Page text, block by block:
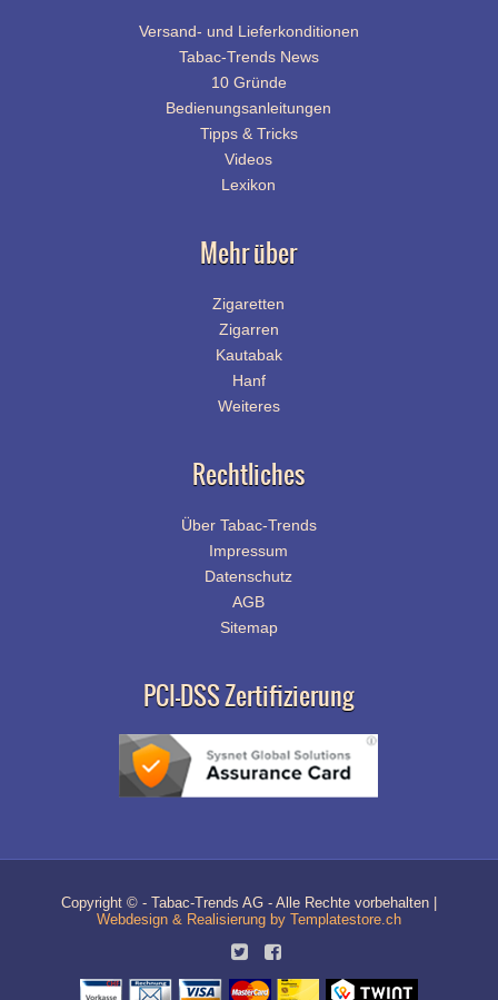
Versand- und Lieferkonditionen
Tabac-Trends News
10 Gründe
Bedienungsanleitungen
Tipps & Tricks
Videos
Lexikon
Mehr über
Zigaretten
Zigarren
Kautabak
Hanf
Weiteres
Rechtliches
Über Tabac-Trends
Impressum
Datenschutz
AGB
Sitemap
PCI-DSS Zertifizierung
Copyright © - Tabac-Trends AG - Alle Rechte vorbehalten |
Webdesign & Realisierung by Templatestore.ch